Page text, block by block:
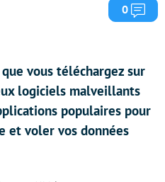
0
vous téléchargez sur
logiciels malveillants
populaires pour
et voler vos données